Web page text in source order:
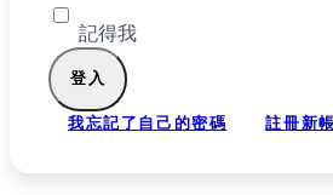
記得我
我忘記了自己的密碼 註冊新